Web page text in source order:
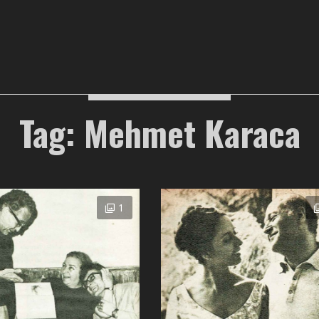
Tag: Mehmet Karaca
1